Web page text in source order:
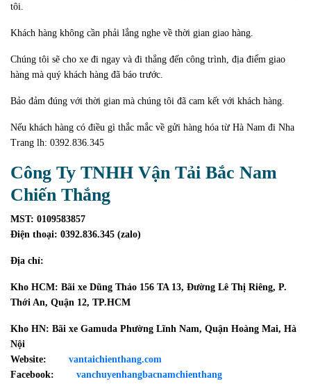
tôi.
Khách hàng không cần phải lắng nghe về thời gian giao hàng.
Chúng tôi sẽ cho xe đi ngay và đi thẳng đến công trình, địa điểm giao
hàng mà quý khách hàng đã báo trước.
Bảo đảm đúng với thời gian mà chúng tôi đã cam kết với khách hàng.
Nếu khách hàng có điều gì thắc mắc về gửi hàng hóa từ Hà Nam đi Nha
Trang lh: 0392.836.345
Công Ty TNHH Vận Tải Bắc Nam
Chiến Thắng
MST: 0109583857
Điện thoại: 0392.836.345 (zalo)
Địa chỉ:
Kho HCM: Bãi xe Dũng Thảo 156 TA 13, Đường Lê Thị Riêng, P.
Thới An, Quận 12, TP.HCM
Kho HN: Bãi xe Gamuda Phường Lĩnh Nam, Quận Hoàng Mai, Hà
Nội
Website: vantaichienthang.com
Facebook: vanchuyenhangbacnamchienthang